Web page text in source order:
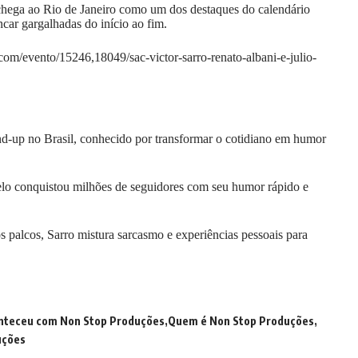
ao Rio de Janeiro como um dos destaques do calendário
gargalhadas do início ao fim.
evento/15246,18049/sac-victor-sarro-renato-albani-e-julio-
up no Brasil, conhecido por transformar o cotidiano em humor
conquistou milhões de seguidores com seu humor rápido e
Sarro mistura sarcasmo e experiências pessoais para
com Non Stop Produções Quem é Non Stop Produções